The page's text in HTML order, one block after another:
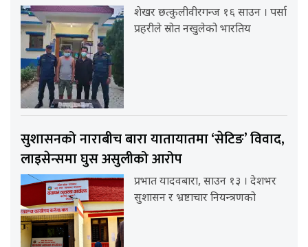
शेखर छत्कुलीवीरगन्ज १६ साउन । पर्सा
प्रहरीले स्रोत नखुलेको भारतिय
सुशासनको नाराबीच बारा यातायातमा ‘सेटिङ’ विवाद,
लाइसेन्समा घुस असुलीको आरोप
प्रभात यादवबारा, साउन १३ । देशभर
सुशासन र भ्रष्टाचार नियन्त्रणको